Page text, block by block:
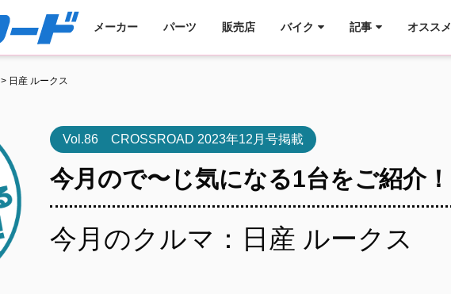
メーカー パーツ 販売店 バイク 記事 オススメ
> 日産 ルークス
Vol.86 CROSSROAD 2023年12月号掲載
今月ので〜じ気になる1台をご紹介！
今月のクルマ：日産 ルークス